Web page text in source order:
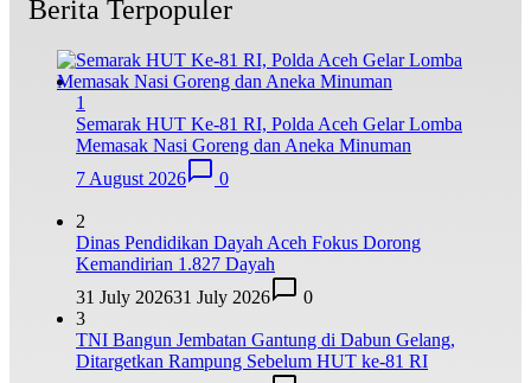
Berita Terpopuler
1
Semarak HUT Ke-81 RI, Polda Aceh Gelar Lomba
Memasak Nasi Goreng dan Aneka Minuman
7 August 2026
0
2
Dinas Pendidikan Dayah Aceh Fokus Dorong
Kemandirian 1.827 Dayah
31 July 202631 July 2026
0
3
TNI Bangun Jembatan Gantung di Dabun Gelang,
Ditargetkan Rampung Sebelum HUT ke-81 RI